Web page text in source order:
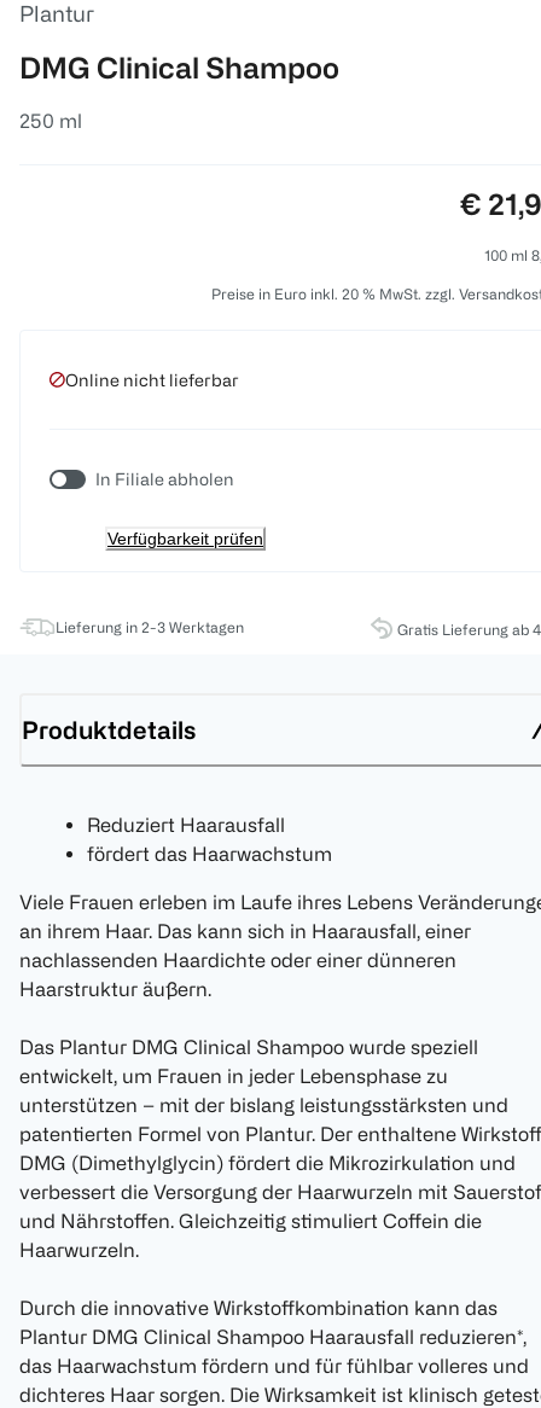
Plantur
DMG Clinical Shampoo
250 ml
Preis:
€
100 ml
Preise in Euro inkl. 20 % MwSt. zzgl.
Online nicht lieferbar
In Filiale abholen
Verfügbarkeit prüfen
Lieferung in 2-3 Werktagen Gratis Lieferung ab
Produktdetails
Reduziert Haarausfall
fördert das Haarwachstum
Viele Frauen erleben im Laufe ihres Lebens
an ihrem Haar. Das kann sich in Haarausfall, einer
nachlassenden Haardichte oder einer dünneren
Haarstruktur äußern.
Das Plantur DMG Clinical Shampoo wurde speziell
entwickelt, um Frauen in jeder Lebensphase zu
unterstützen – mit der bislang leistungsstärksten und
patentierten Formel von Plantur. Der enthaltene Wirkstoff
DMG (Dimethylglycin) fördert die Mikrozirkulation und
verbessert die Versorgung der Haarwurzeln mit
und Nährstoffen. Gleichzeitig stimuliert Coffein die
Haarwurzeln.
Durch die innovative Wirkstoffkombination kann das
Plantur DMG Clinical Shampoo Haarausfall reduzieren*,
das Haarwachstum fördern und für fühlbar volleres und
dichteres Haar sorgen. Die Wirksamkeit ist klinisch